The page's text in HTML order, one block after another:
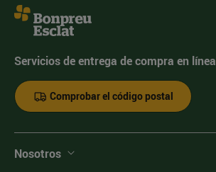
Servicios de entrega de compra en línea
Comprobar el código postal
Nosotros